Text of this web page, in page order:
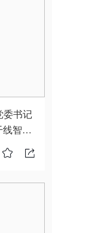
委书记
线智能